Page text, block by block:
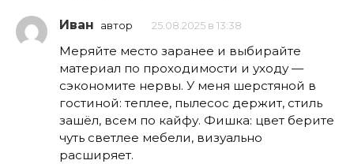
Иван автор 25.08.2025 в 13:38
Меряйте место заранее и выбирайте
материал по проходимости и уходу —
сэкономите нервы. У меня шерстяной в
гостиной: теплее, пылесос держит, стиль
зашёл, всем по кайфу. Фишка: цвет берите
чуть светлее мебели, визуально
расширяет.